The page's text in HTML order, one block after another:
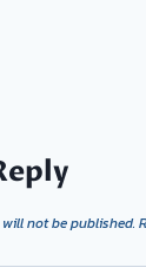
not be published.